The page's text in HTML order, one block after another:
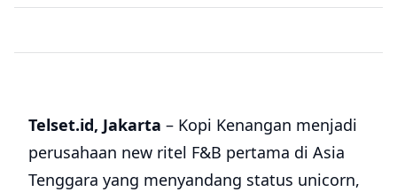
Telset.id, Jakarta – Kopi Kenangan menjadi
perusahaan new ritel F&B pertama di Asia
Tenggara yang menyandang status unicorn,